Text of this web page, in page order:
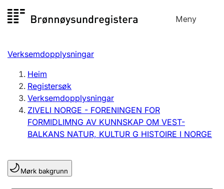
til
Meny
Registersøk
Aksjeselskap
Enkeltpersonføretak
Registrere, endre, slette
Registrere, endre, slette
Verksemdopplysningar
Heim
Registersøk
Verksemdopplysningar
ZIVELI NORGE - FORENINGEN FOR
FORMIDLIMNG AV KUNNSKAP OM VEST-
BALKANS NATUR, KULTUR G HISTOIRE I NORGE
Mørk bakgrunn